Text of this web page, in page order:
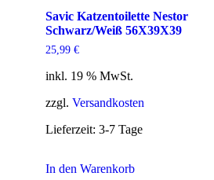
Savic Katzentoilette Nestor
Schwarz/Weiß 56X39X39
25,99 €
inkl. 19 % MwSt.
zzgl. Versandkosten
Lieferzeit: 3-7 Tage
In den Warenkorb